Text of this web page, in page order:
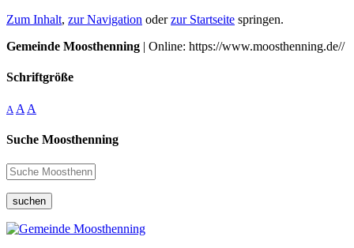
Zum Inhalt, zur Navigation oderzur Startseite springen.
Gemeinde Moosthenning | Online: https://www.moosthenning.de//
Schriftgröße
A A A
Suche Moosthenning
suchen